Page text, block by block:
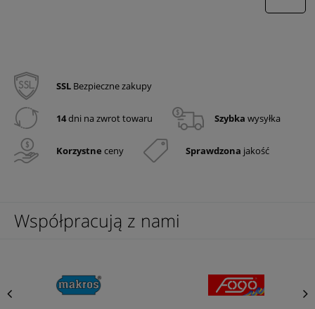
SSL Bezpieczne zakupy
14dni na zwrot towaru Szybka wysyłka
Korzystne ceny Sprawdzona jakość
Współpracują z nami